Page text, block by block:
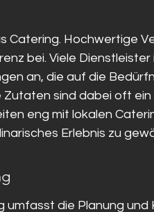
Catering. Hochwertige
bei. Viele
an, die auf die
sind dabei oft ein
eng mit lokalen
Erlebnis zu
die Planung und